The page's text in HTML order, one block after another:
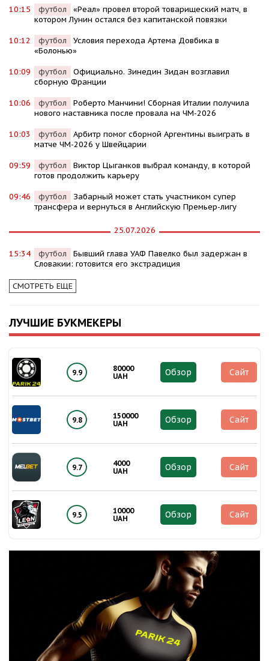
10:15 футбол
«Реал» провел второй товарищеский матч, в
котором Лунин остался без капитанской повязки
10:12 футбол
Условия перехода Артема Довбика в
«Болонью»
10:09 футбол
Официально. Зинедин Зидан возглавил
сборную Франции
10:06 футбол
Роберто Манчини! Сборная Италии получила
нового наставника после провала на ЧМ-2026
10:03 футбол
Арбитр помог сборной Аргентины выиграть в
матче ЧМ-2026 у Швейцарии
09:59 футбол
Виктор Цыганков выбрал команду, в которой
готов продолжить карьеру
09:46 футбол
Забарный может стать участником супер
трансфера и вернуться в Английскую Премьер-лигу
25.07.2026
15:34 футбол
Бывший глава УАФ Павелко был задержан в
Словакии: готовится его экстрадиция
СМОТРЕТЬ ЕЩЕ
ЛУЧШИЕ БУКМЕКЕРЫ
9.9
80000
UAH
Обзор Сайт
9.8
150000
UAH
Обзор Сайт
9.7
4000
UAH
Обзор Сайт
9.5
10000
UAH
Обзор Сайт